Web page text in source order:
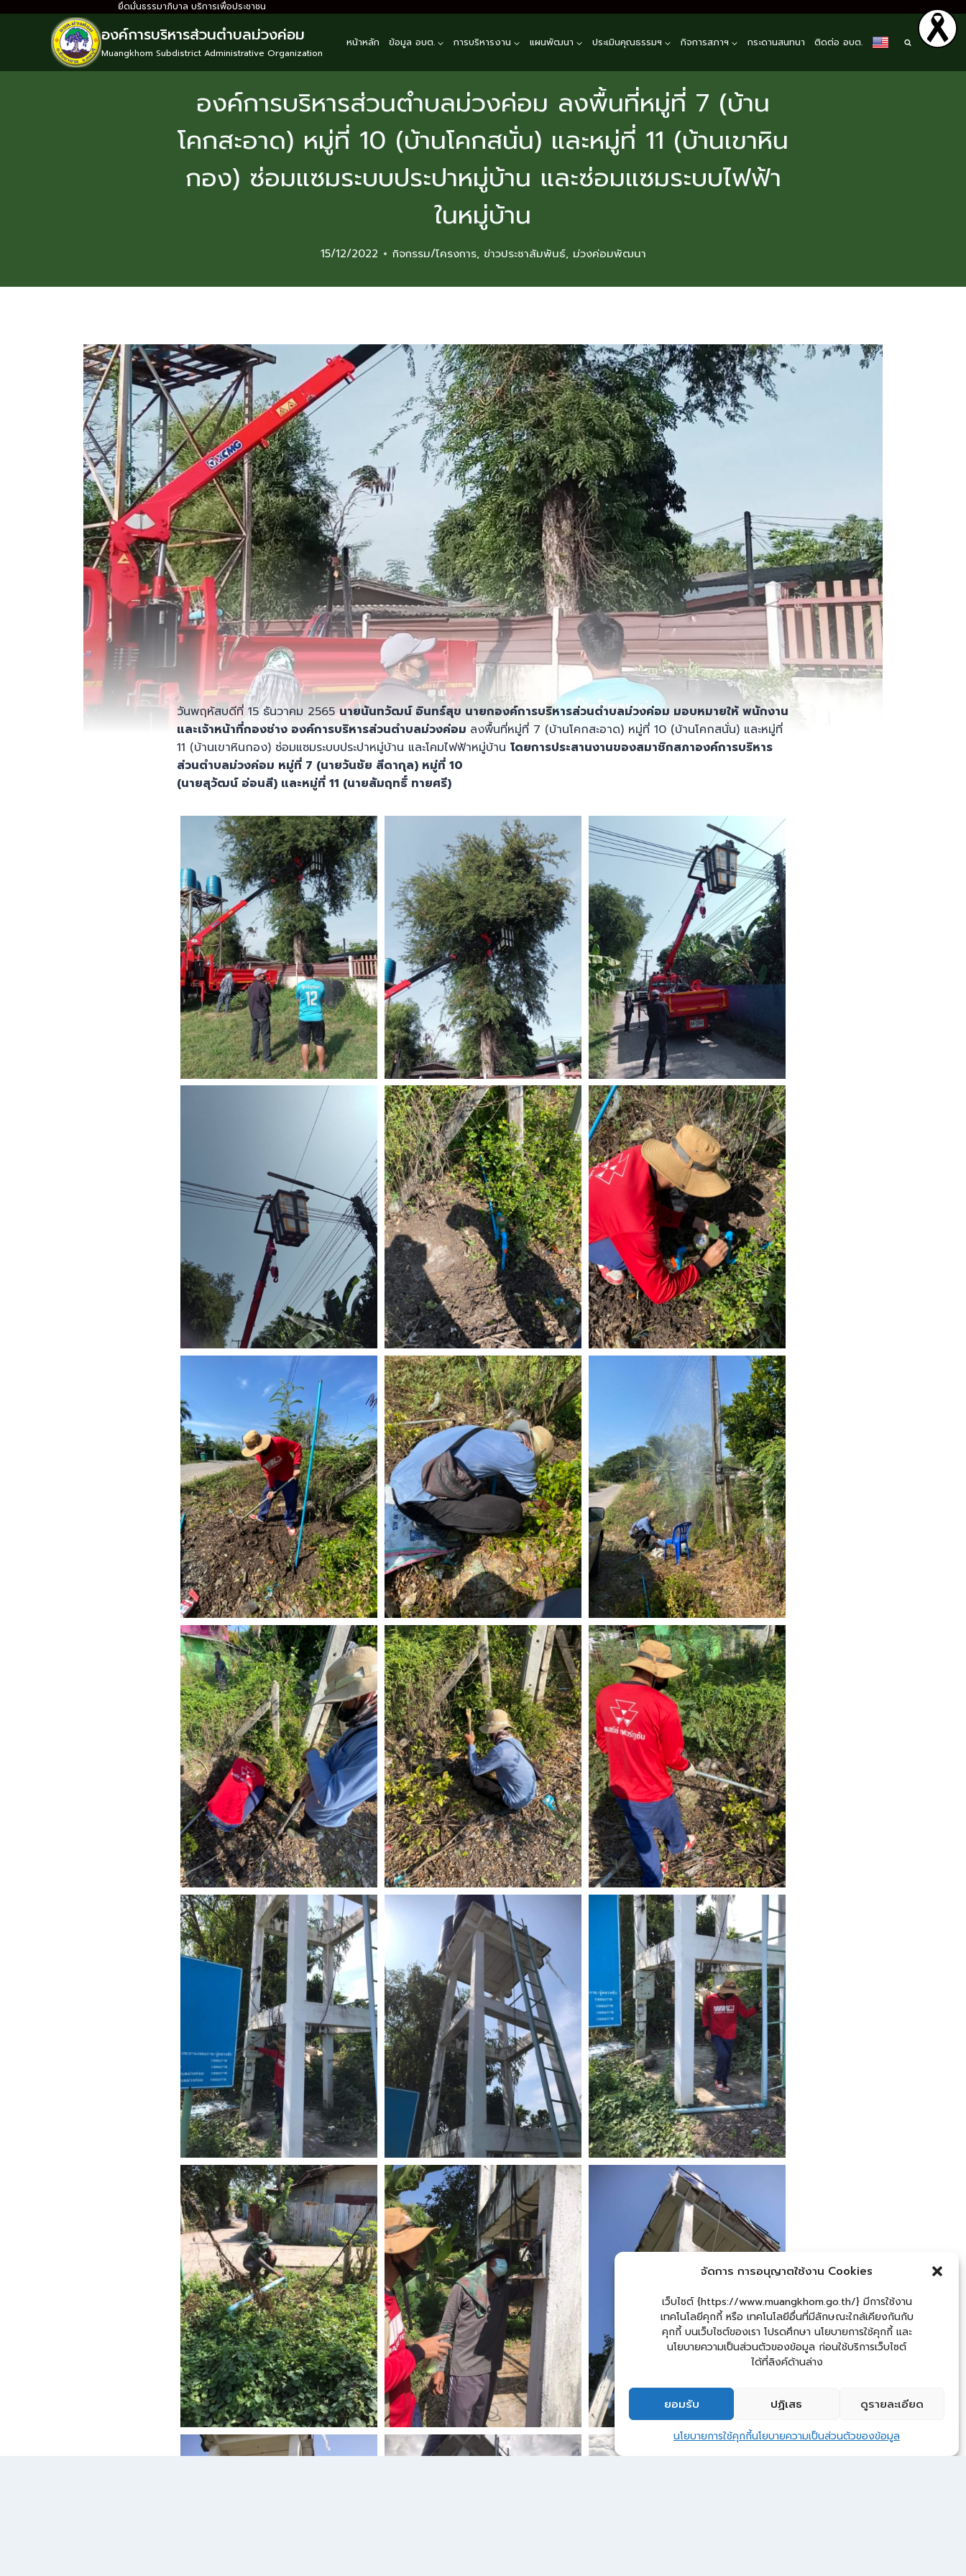
จัดการ การอนุญาตใช้งาน Cookies
เว็บไซต์ {https://www.muangkhom.go.th/} มีการใช้งาน
เทคโนโลยีคุกกี้ หรือ เทคโนโลยีอื่นที่มีลักษณะใกล้เคียงกันกับ
คุกกี้ บนเว็บไซต์ของเรา โปรดศึกษา นโยบายการใช้คุกกี้ และ
นโยบายความเป็นส่วนตัวของข้อมูล ก่อนใช้บริการเว็บไซต์
ได้ที่ลิงค์ด้านล่าง
ยอมรับ ปฏิเสธ ดูรายละเอียด
นโยบายการใช้คุกกี้นโยบายความเป็นส่วนตัวของข้อมูล
ยึดมั่นธรรมาภิบาล บริการเพื่อประชาชน
องค์การบริหารส่วนตำบลม่วงค่อม
Muangkhom Subdistrict Administrative Organization
หน้าหลัก ข้อมูล อบต. การบริหารงาน แผนพัฒนา ประเมินคุณธรรมฯ กิจการสภาฯ กระดานสนทนา ติดต่อ อบต.
องค์การบริหารส่วนตำบลม่วงค่อม ลงพื้นที่หมู่ที่ 7 (บ้าน
โคกสะอาด) หมู่ที่ 10 (บ้านโคกสนั่น) และหมู่ที่ 11 (บ้านเขาหิน
กอง) ซ่อมแซมระบบประปาหมู่บ้าน และซ่อมแซมระบบไฟฟ้า
ในหมู่บ้าน
15/12/2022 กิจกรรม/โครงการ, ข่าวประชาสัมพันธ์, ม่วงค่อมพัฒนา
วันพฤหัสบดีที่ 15 ธันวาคม 2565นายนันทวัฒน์ อินทร์สุข นายกองค์การบริหารส่วนตำบลม่วงค่อม มอบหมายให้ พนักงาน
และเจ้าหน้าที่กองช่าง องค์การบริหารส่วนตำบลม่วงค่อม ลงพื้นที่หมู่ที่ 7 (บ้านโคกสะอาด) หมู่ที่ 10 (บ้านโคกสนั่น) และหมู่ที่
11 (บ้านเขาหินกอง) ซ่อมแซมระบบประปาหมู่บ้าน และโคมไฟฟ้าหมู่บ้าน โดยการประสานงานของสมาชิกสภาองค์การบริหาร
ส่วนตำบลม่วงค่อม หมู่ที่ 7 (นายวันชัย สีดากุล) หมู่ที่ 10
(นายสุวัฒน์ อ่อนสี) และหมู่ที่ 11 (นายสัมฤทธิ์ ทายศรี)